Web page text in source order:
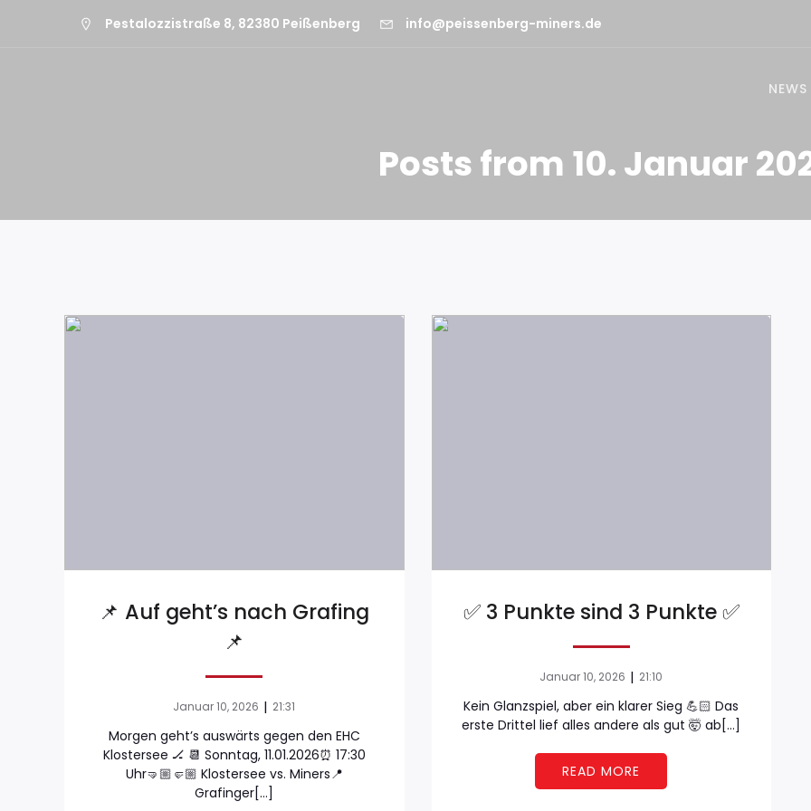
Pestalozzistraße 8, 82380 Peißenberg info@peissenberg-miners.de
NEWS
Posts from 10. Januar
📌 Auf geht’s nach Grafing
📌
Januar 10, 2026 | 21:31
Morgen geht’s auswärts gegen den EHC
Klostersee 🏒 📆 Sonntag, 11.01.2026⏰ 17:30
Uhr🤜🏼🤛🏼 Klostersee vs. Miners📍
Grafinger[…]
✅ 3 Punkte sind 3 Punkte ✅
Januar 10, 2026 | 21:10
Kein Glanzspiel, aber ein klarer Sieg 💪🏻 Das
erste Drittel lief alles andere als gut 🤯 ab[…]
READ MORE